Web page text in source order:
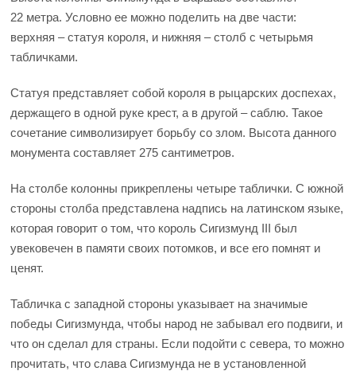
22 метра. Условно ее можно поделить на две части:
верхняя – статуя короля, и нижняя – столб с четырьмя
табличками.
Статуя представляет собой короля в рыцарских доспехах,
держащего в одной руке крест, а в другой – саблю. Такое
сочетание символизирует борьбу со злом. Высота данного
монумента составляет 275 сантиметров.
На столбе колонны прикреплены четыре таблички. С южной
стороны столба представлена надпись на латинском языке,
которая говорит о том, что король Сигизмунд III был
увековечен в памяти своих потомков, и все его помнят и
ценят.
Табличка с западной стороны указывает на значимые
победы Сигизмунда, чтобы народ не забывал его подвиги, и
что он сделал для страны. Если подойти с севера, то можно
прочитать, что слава Сигизмунда не в установленной